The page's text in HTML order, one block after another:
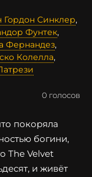
Синклер,
Фунтек,
Фернандез,
Колелла,
0 голосов
покоряла
богини,
The Velvet
и живёт